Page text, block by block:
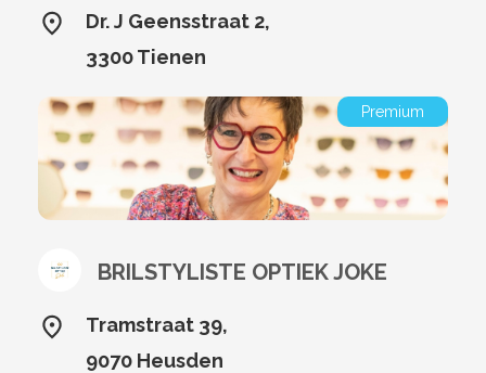
Dr. J Geensstraat 2,
3300 Tienen
Premium
BRILSTYLISTE OPTIEK JOKE
Tramstraat 39,
9070 Heusden